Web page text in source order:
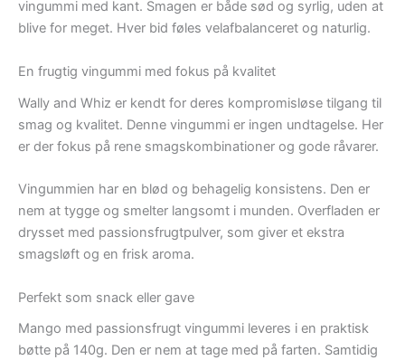
vingummi med kant. Smagen er både sød og syrlig, uden at
blive for meget. Hver bid føles velafbalanceret og naturlig.
En frugtig vingummi med fokus på kvalitet
Wally and Whiz er kendt for deres kompromisløse tilgang til
smag og kvalitet. Denne vingummi er ingen undtagelse. Her
er der fokus på rene smagskombinationer og gode råvarer.
Vingummien har en blød og behagelig konsistens. Den er
nem at tygge og smelter langsomt i munden. Overfladen er
drysset med passionsfrugtpulver, som giver et ekstra
smagsløft og en frisk aroma.
Perfekt som snack eller gave
Mango med passionsfrugt vingummi leveres i en praktisk
bøtte på 140g. Den er nem at tage med på farten. Samtidig